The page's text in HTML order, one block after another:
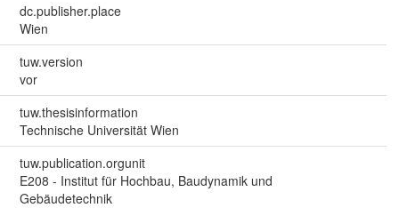
dc.publisher.place
Wien
tuw.version
vor
tuw.thesisinformation
Technische Universität Wien
tuw.publication.orgunit
E208 - Institut für Hochbau, Baudynamik und
Gebäudetechnik